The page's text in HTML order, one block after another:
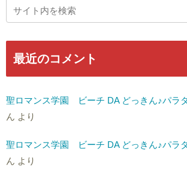
最近のコメント
聖ロマンス学園 ビーチ DA どっきん♪パラ
ん より
聖ロマンス学園 ビーチ DA どっきん♪パラ
ん より